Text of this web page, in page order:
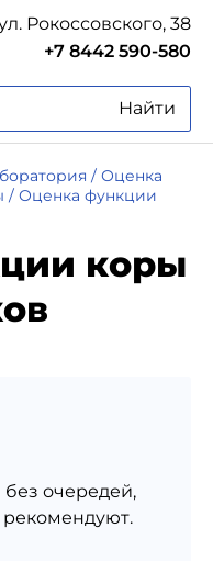
Рокоссовского, 38
+7 8442 590-580
Найти
/ Оценка
/ Оценка функции
коры
очередей,
рекомендуют.